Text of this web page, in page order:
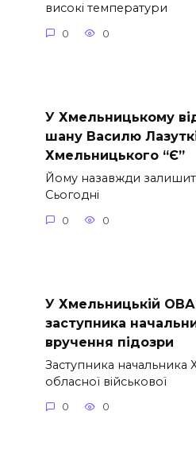
високі температури
0 0
У Хмельницькому
шану Василю
Хмельницького “Є”
Йому назавжди
Сьогодні
0 0
У Хмельницькій
заступника
вручення підозри
Заступника начальника
обласної військової
0 0